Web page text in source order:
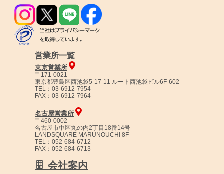
営業所一覧
東京営業所
〒171-0021
東京都豊島区西池袋5-17-11 ルート西池袋ビル6F-602
TEL：03-6912-7954
FAX：03-6912-7964
名古屋営業所
〒460-0002
名古屋市中区丸の内2丁目18番14号
LANDSQUARE MARUNOUCHI 8F
TEL：052-684-6712
FAX：052-684-6713
会社案内